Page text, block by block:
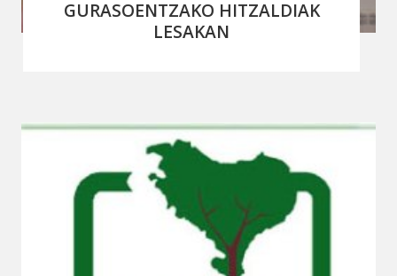
GURASOENTZAKO HITZALDIAK
LESAKAN